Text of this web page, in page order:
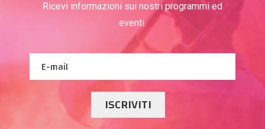
Ricevi informazioni sui nostri programmi ed
eventi.
ISCRIVITI